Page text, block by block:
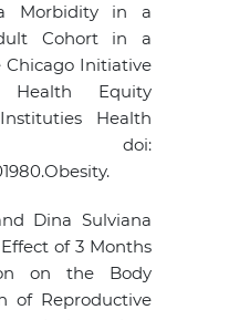
Morbidity in a
Cohort in a
Chicago Initiative
Equity
Health
doi:
Dina Sulviana
of 3 Months
on the Body
of Reproductive